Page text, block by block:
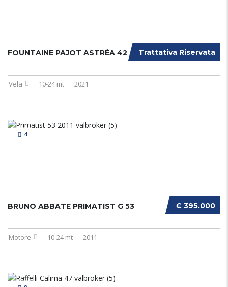
Trattativa Riservata
FOUNTAINE PAJOT ASTRÉA 42
Vela 10-24 mt 2021
4
€ 395.000
BRUNO ABBATE PRIMATIST G 53
Motore 10-24 mt 2011